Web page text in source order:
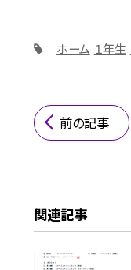
ホーム １年生
前の記事
関連記事